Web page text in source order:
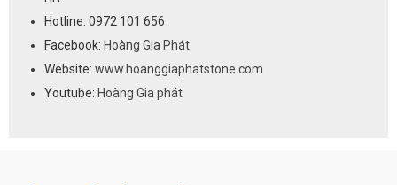
hotline0972 101 656
Hotline: 0972 101 656
Facebook: Hoàng Gia Phát
Website: www.hoanggiaphatstone.com
Youtube: Hoàng Gia phát